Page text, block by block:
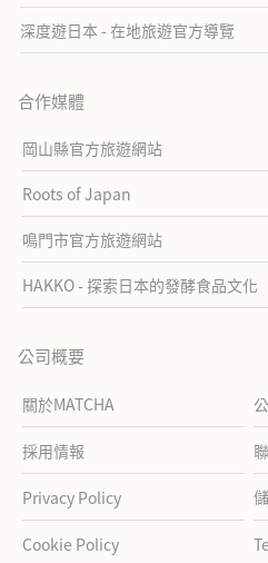
深度遊日本 - 在地旅遊官方導覽
合作媒體
岡山縣官方旅遊網站
Roots of Japan
鳴門市官方旅遊網站
HAKKO - 探索日本的發酵食品文化
公司概要
關於MATCHA
採用情報
Privacy Policy
Cookie Policy